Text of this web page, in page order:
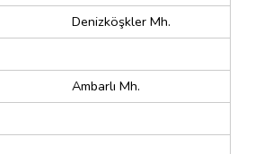
Denizköşkler Mh.
Ambarlı Mh.